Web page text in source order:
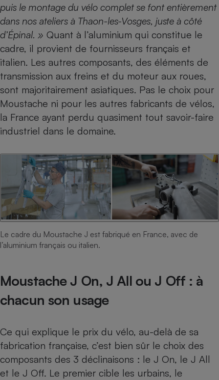
puis le montage du vélo complet se font entièrement
dans nos ateliers à Thaon-les-Vosges, juste à côté
d’Épinal. » Quant à l’aluminium qui constitue le
cadre, il provient de fournisseurs français et
italien. Les autres composants, des éléments de
transmission aux freins et du moteur aux roues,
sont majoritairement asiatiques. Pas le choix pour
Moustache ni pour les autres fabricants de vélos,
la France ayant perdu quasiment tout savoir-faire
industriel dans le domaine.
Le cadre du Moustache J est fabriqué en France, avec de
l’aluminium français ou italien.
Moustache J On, J All ou J Off : à
chacun son usage
Ce qui explique le prix du vélo, au-delà de sa
fabrication française, c’est bien sûr le choix des
composants des 3 déclinaisons : le J On, le J All
et le J Off. Le premier cible les urbains, le
Cafetière à expressos